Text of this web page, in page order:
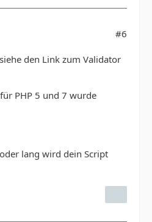
#6
den Link zum Validator
PHP 5 und 7 wurde
lang wird dein Script